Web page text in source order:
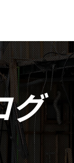
グ